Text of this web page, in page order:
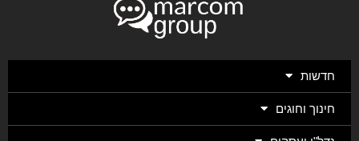
חדשות
חינוך וחוגים